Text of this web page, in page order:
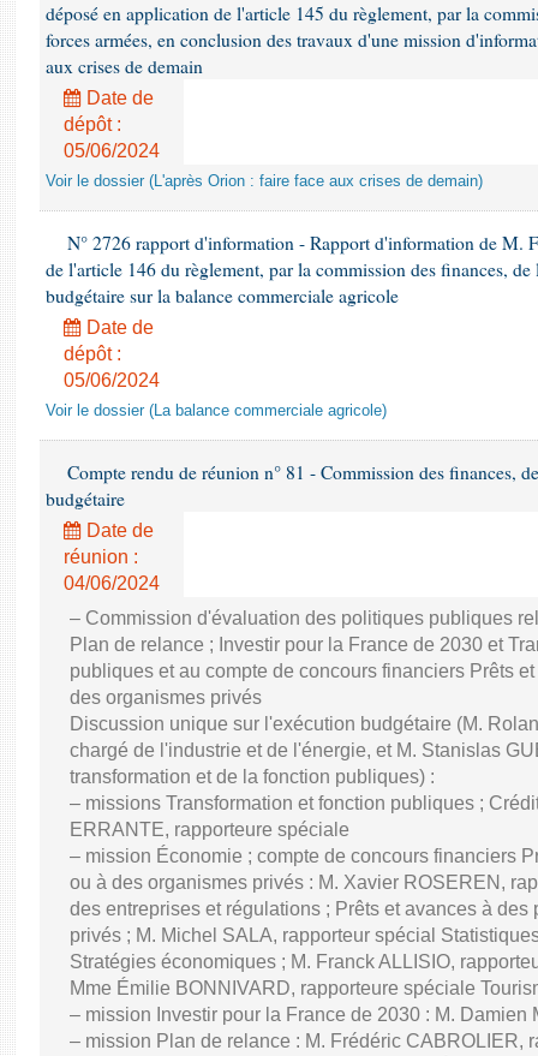
déposé en application de l'article 145 du règlement, par la
forces armées, en conclusion des travaux d'une mission
aux crises de demain
Date de
dépôt :
05/06/2024
Voir le dossier (L'après Orion : faire face aux crises de demain)
N° 2726 rapport d'information - Rapport d'information de M.
de l'article 146 du règlement, par la commission des finances,
budgétaire sur la balance commerciale agricole
Date de
dépôt :
05/06/2024
Voir le dossier (La balance commerciale agricole)
Compte rendu de réunion n° 81 - Commission des finances,
budgétaire
Date de
réunion :
04/06/2024
– Commission d'évaluation des politiques publiques
Plan de relance ; Investir pour la France de 2030 et
publiques et au compte de concours financiers Prêts
des organismes privés
Discussion unique sur l'exécution budgétaire (M.
chargé de l'industrie et de l'énergie, et M. Stanislas
transformation et de la fonction publiques) :
– missions Transformation et fonction publiques ;
ERRANTE, rapporteure spéciale
– mission Économie ; compte de concours financiers
ou à des organismes privés : M. Xavier ROSEREN,
des entreprises et régulations ; Prêts et avances à
privés ; M. Michel SALA, rapporteur spécial
Stratégies économiques ; M. Franck ALLISIO,
Mme Émilie BONNIVARD, rapporteure spéciale
– mission Investir pour la France de 2030 : M. Damien
– mission Plan de relance : M. Frédéric CABROLIER,